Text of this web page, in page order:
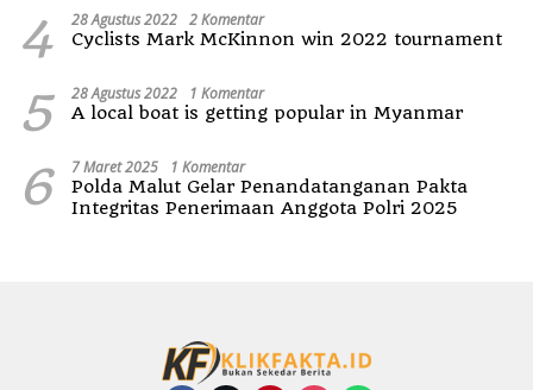
4 28 Agustus 2022 2 Komentar
Cyclists Mark McKinnon win 2022 tournament
5 28 Agustus 2022 1 Komentar
A local boat is getting popular in Myanmar
6 7 Maret 2025 1 Komentar
Polda Malut Gelar Penandatanganan Pakta
Integritas Penerimaan Anggota Polri 2025